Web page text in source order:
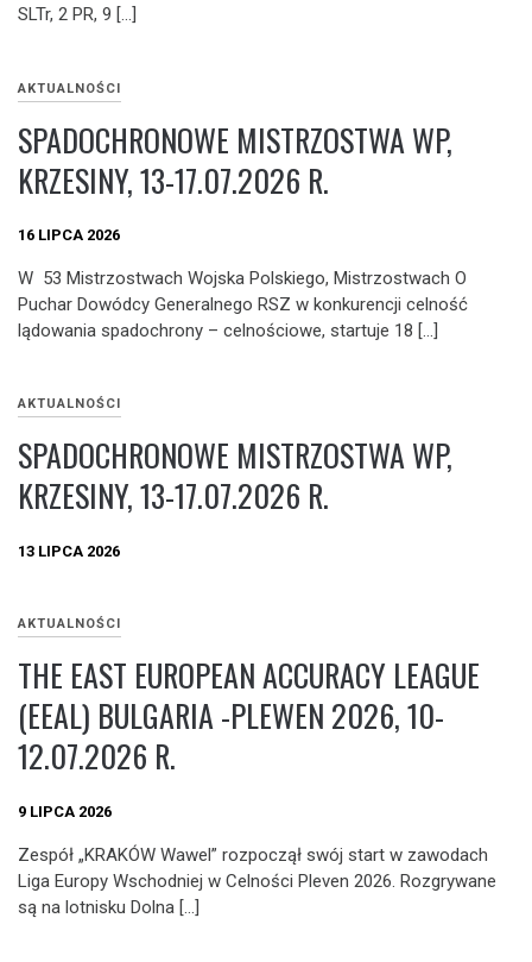
SLTr, 2 PR, 9 […]
AKTUALNOŚCI
SPADOCHRONOWE MISTRZOSTWA WP,
KRZESINY, 13-17.07.2026 R.
16 LIPCA 2026
W 53 Mistrzostwach Wojska Polskiego, Mistrzostwach O
Puchar Dowódcy Generalnego RSZ w konkurencji celność
lądowania spadochrony – celnościowe, startuje 18 […]
AKTUALNOŚCI
SPADOCHRONOWE MISTRZOSTWA WP,
KRZESINY, 13-17.07.2026 R.
13 LIPCA 2026
AKTUALNOŚCI
THE EAST EUROPEAN ACCURACY LEAGUE
(EEAL) BULGARIA -PLEWEN 2026, 10-
12.07.2026 R.
9 LIPCA 2026
Zespół „KRAKÓW Wawel” rozpoczął swój start w zawodach
Liga Europy Wschodniej w Celności Pleven 2026. Rozgrywane
są na lotnisku Dolna […]